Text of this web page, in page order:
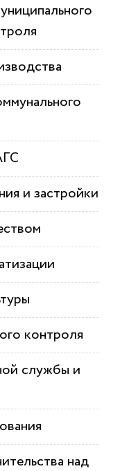
и застройки
контроля
службы и
над